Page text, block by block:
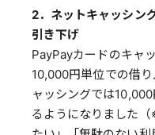
2．ネットキャッシン
引き下げ
PayPayカードのキャ
10,000円単位での借
ャッシングでは
るようになりました